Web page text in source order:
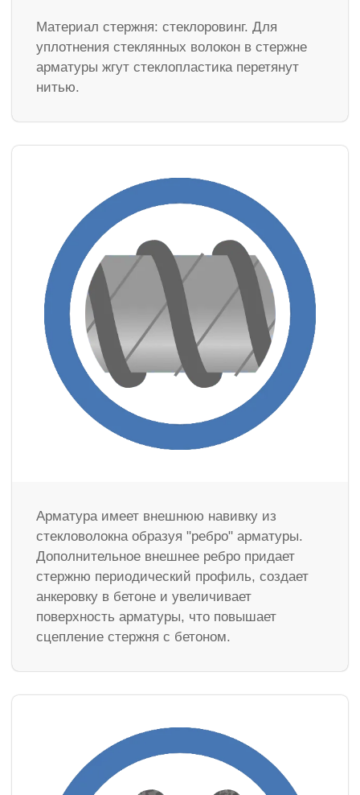
Материал стержня: стеклоровинг. Для
уплотнения стеклянных волокон в стержне
арматуры жгут стеклопластика перетянут
нитью.
Арматура имеет внешнюю навивку из
стекловолокна образуя "ребро" арматуры.
Дополнительное внешнее ребро придает
стержню периодический профиль, создает
анкеровку в бетоне и увеличивает
поверхность арматуры, что повышает
сцепление стержня с бетоном.